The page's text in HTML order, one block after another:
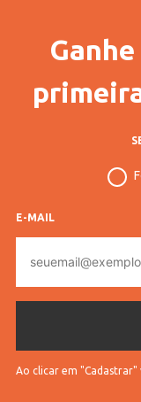
E-MAIL
mail
Ao clicar em "Cadastrar"